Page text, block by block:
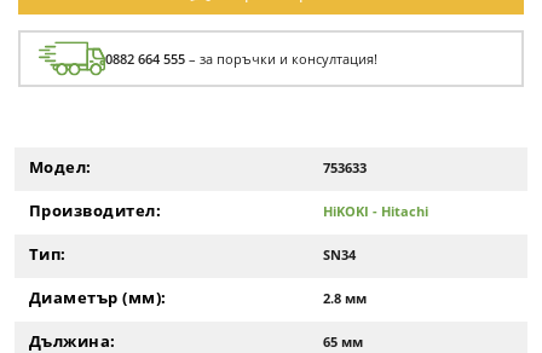
0882 664 555 – за поръчки и консултация!
Модел: 753633
Производител: HiKOKI - Hitachi
Тип: SN34
Диаметър (мм): 2.8 мм
Дължина: 65 мм